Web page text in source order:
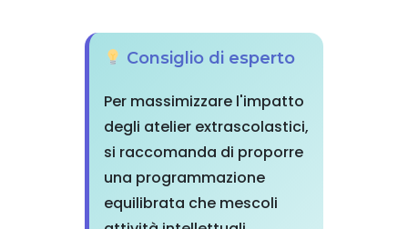
Consiglio di esperto
Per massimizzare l'impatto
degli atelier extrascolastici,
si raccomanda di proporre
una programmazione
equilibrata che mescoli